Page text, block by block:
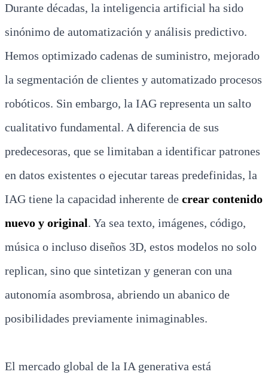
Durante décadas, la inteligencia artificial ha sido
sinónimo de automatización y análisis predictivo.
Hemos optimizado cadenas de suministro, mejorado
la segmentación de clientes y automatizado procesos
robóticos. Sin embargo, la IAG representa un salto
cualitativo fundamental. A diferencia de sus
predecesoras, que se limitaban a identificar patrones
en datos existentes o ejecutar tareas predefinidas, la
IAG tiene la capacidad inherente de crear contenido
nuevo y original. Ya sea texto, imágenes, código,
música o incluso diseños 3D, estos modelos no solo
replican, sino que sintetizan y generan con una
autonomía asombrosa, abriendo un abanico de
posibilidades previamente inimaginables.
El mercado global de la IA generativa está